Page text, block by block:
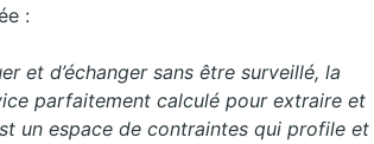
:
et d’échanger sans être surveillé, la
parfaitement calculé pour extraire et
un espace de contraintes qui profile et